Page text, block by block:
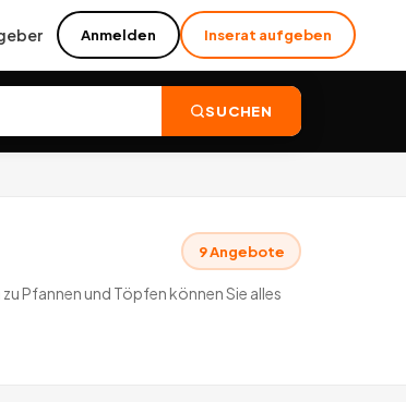
Anmelden Inserat aufgeben
SUCHEN
9Angebote
Pfannen und Töpfen können Sie alles